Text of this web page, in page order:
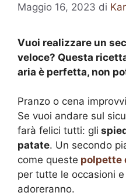
Maggio 16, 2023 di
Vuoi realizzare un
veloce? Questa
aria è perfetta, non
Pranzo o cena
Se vuoi andare sul
farà felici tutti: gli
patate. Un secondo
come queste polpette
per tutte le occasioni
adoreranno.